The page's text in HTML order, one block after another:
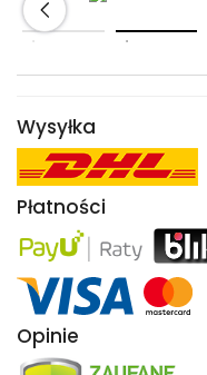
Wysyłka
Płatności
Opinie